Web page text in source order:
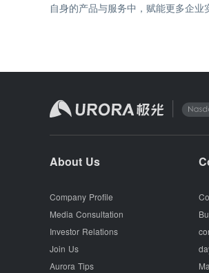
自身的产品与服务中，赋能更多企
About Us
Company Profile
Media Consultation
Investor Relations
Join Us
Aurora Tips